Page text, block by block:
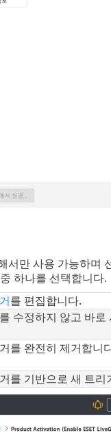
서만 사용 가능하며
하나를 선택합니다.
를 편집합니다.
를 수정하지 않고 바
를 완전히 제거합니
를 기반으로 새 트